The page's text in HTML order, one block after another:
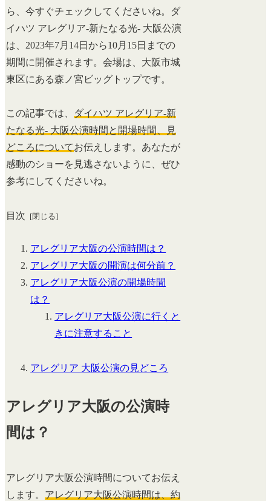
ら、今すぐチェックしてくださいね。ダ
イハツ アレグリア-新たなる光- 大阪公演
は、2023年7月14日から10月15日までの
期間に開催されます。会場は、大阪市城
東区にある森ノ宮ビッグトップです。
この記事では、ダイハツ アレグリア-新
たなる光- 大阪公演時間と開場時間、見
どころについてお伝えします。あなたが
感動のショーを見逃さないように、ぜひ
参考にしてくださいね。
目次
アレグリア大阪の公演時間は？
アレグリア大阪の開演は何分前？
アレグリア大阪公演の開場時間
は？
アレグリア大阪公演に行くと
きに注意すること
アレグリア 大阪公演の見どころ
アレグリア大阪の公演時
間は？
アレグリア大阪公演時間についてお伝え
します。 アレグリア大阪公演時間は、約